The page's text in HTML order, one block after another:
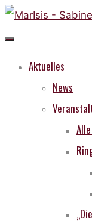
Skip
to
Aktuelles
News